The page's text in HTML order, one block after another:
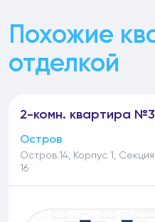
Похожие
отделкой
2-комн. квартира
Остров
Остров.14, Корпус 1,
16